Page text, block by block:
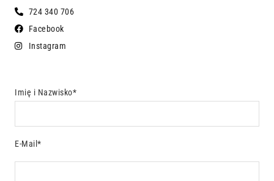
724 340 706
Facebook
Instagram
Imię i Nazwisko*
E-Mail*